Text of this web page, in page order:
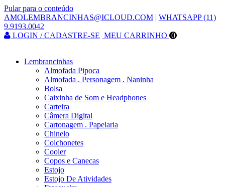
Pular para o conteúdo
AMOLEMBRANCINHAS@ICLOUD.COM | WHATSAPP (11)
9.9193.0042
LOGIN / CADASTRE-SE MEU CARRINHO 0
Lembrancinhas
Almofada Pipoca
Almofada . Personagem . Naninha
Bolsa
Caixinha de Som e Headphones
Carteira
Câmera Digital
Cartonagem . Papelaria
Chinelo
Colchonetes
Cooler
Copos e Canecas
Estojo
Estojo De Atividades